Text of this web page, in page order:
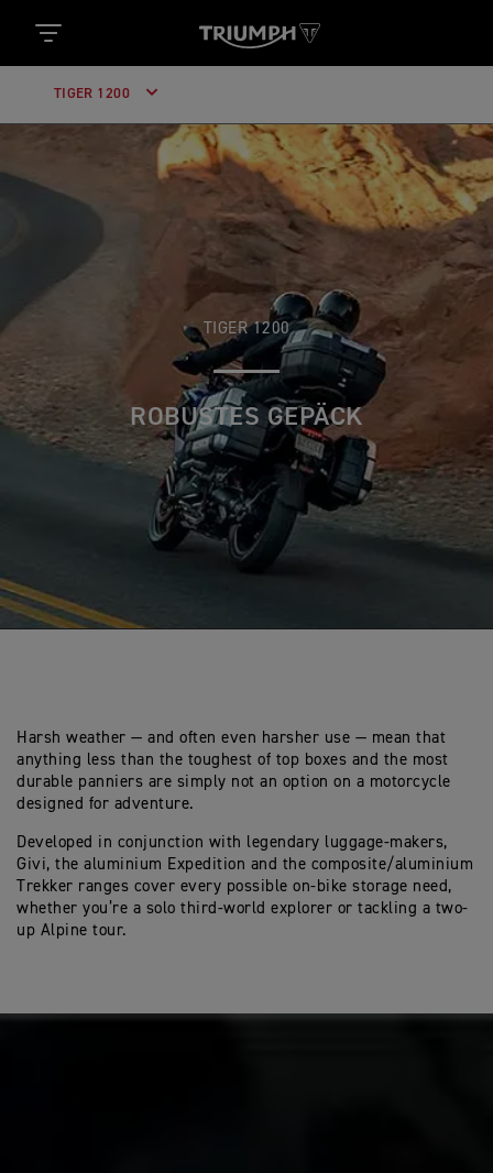
TIGER 1200
TIGER 1200
ROBUSTES GEPÄCK
Harsh weather — and often even harsher use — mean that
anything less than the toughest of top boxes and the most
durable panniers are simply not an option on a motorcycle
designed for adventure.
Developed in conjunction with legendary luggage-makers,
Givi, the aluminium Expedition and the composite/aluminium
Trekker ranges cover every possible on-bike storage need,
whether you’re a solo third-world explorer or tackling a two-
up Alpine tour.